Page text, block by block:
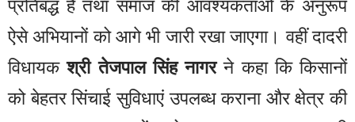
प्रतिबद्ध है तथा समाज की आवश्यकताओं के अनुरूप
ऐसे अभियानों को आगे भी जारी रखा जाएगा। वहीं दादरी
विधायकश्री तेजपाल सिंह नागरने कहा कि किसानों
को बेहतर सिंचाई सुविधाएं उपलब्ध कराना और क्षेत्र की